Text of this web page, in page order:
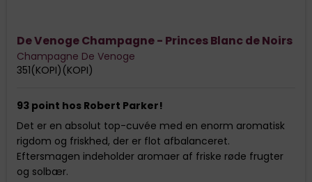
De Venoge Champagne - Princes Blanc de Noirs
Champagne De Venoge
351(KOPI)(KOPI)
93 point hos Robert Parker!
Det er en absolut top-cuvée med en enorm aromatisk
rigdom og friskhed, der er flot afbalanceret.
Eftersmagen indeholder aromaer af friske røde frugter
og solbær.